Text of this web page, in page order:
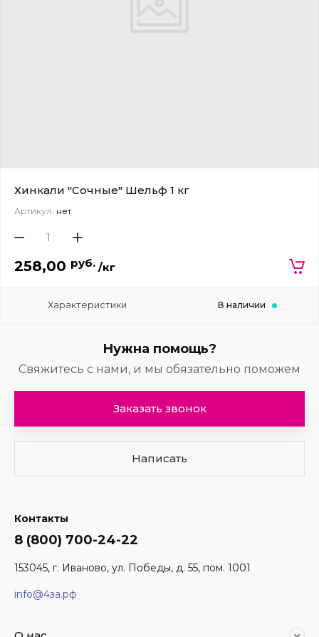
Хинкали "Сочные" Шельф 1 кг
Артикул: нет
258,00 руб. /кг
Характеристики В наличии
Нужна помощь?
Свяжитесь с нами, и мы обязательно поможем
Заказать звонок
Написать
Контакты
8 (800) 700-24-22
153045, г. Иваново, ул. Победы, д. 55, пом. 1001
info@4за.рф